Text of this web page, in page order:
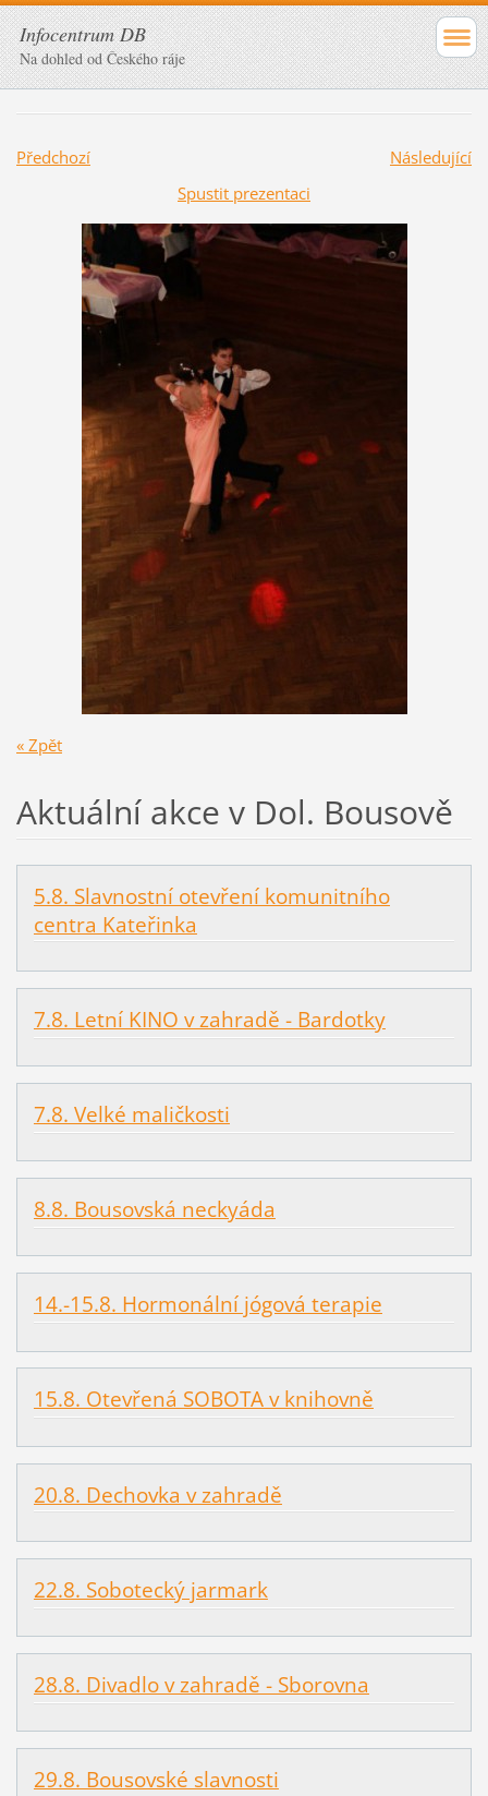
Infocentrum DB
Na dohled od Českého ráje
Předchozí
Následující
Spustit prezentaci
« Zpět
Aktuální akce v Dol. Bousově
5.8. Slavnostní otevření komunitního
centra Kateřinka
7.8. Letní KINO v zahradě - Bardotky
7.8. Velké maličkosti
8.8. Bousovská neckyáda
14.-15.8. Hormonální jógová terapie
15.8. Otevřená SOBOTA v knihovně
20.8. Dechovka v zahradě
22.8. Sobotecký jarmark
28.8. Divadlo v zahradě - Sborovna
29.8. Bousovské slavnosti